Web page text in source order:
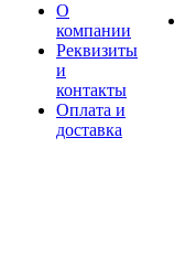
О
компании
Реквизиты
и
контакты
Оплата и
доставка